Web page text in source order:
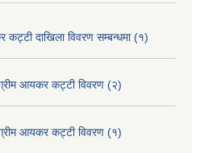
दाखिला विवरण सम्बन्धमा (१)
आयकर कट्टी विवरण (२)
आयकर कट्टी विवरण (१)